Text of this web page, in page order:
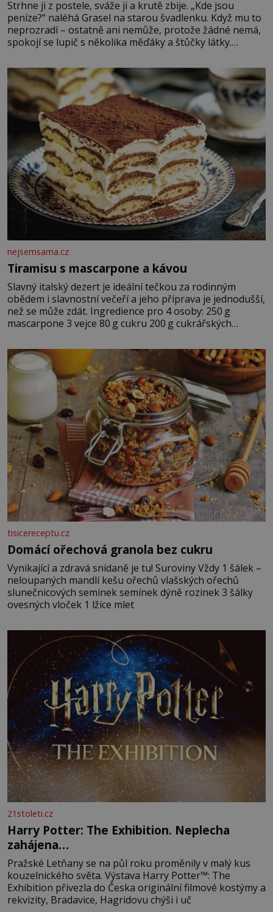
Strhne ji z postele, sváže ji a krutě zbije. „Kde jsou
peníze?“ naléhá Grasel na starou švadlenku. Když mu to
neprozradí – ostatně ani nemůže, protože žádné nemá,
spokojí se lupič s několika měďáky a štůčky látky.
krutý. Jeho činy budí hrůzu ještě dlouho po jeho smrti
nejsemsama.cz
Tiramisu s mascarpone a kávou
Slavný italský dezert je ideální tečkou za rodinným
obědem i slavnostní večeří a jeho příprava je jednodušší,
než se může zdát. Ingredience pro 4 osoby: 250 g
mascarpone 3 vejce 80 g cukru 200 g cukrářských
posypání Postup: Oddělte žloutky od bílků. Žloutky
vyšlehejte s cukrem do světlé pěny a postupně do nich
vmíchejte mascarpone, aby vznikl hladký
tisicereceptu.cz
Domácí ořechová granola bez cukru
Vynikající a zdravá snídaně je tu! Suroviny Vždy 1 šálek –
neloupaných mandlí kešu ořechů vlašských ořechů
slunečnicových semínek semínek dýně rozinek 3 šálky
ovesných vloček 1 lžíce mlet
21stoleti.cz
Harry Potter: The Exhibition. Neplecha
zahájena…
Pražské Letňany se na půl roku proměnily v malý kus
kouzelnického světa. Výstava Harry Potter™: The
Exhibition přivezla do Česka originální filmové kostýmy a
rekvizity, Bradavice, Hagridovu chýši i uč